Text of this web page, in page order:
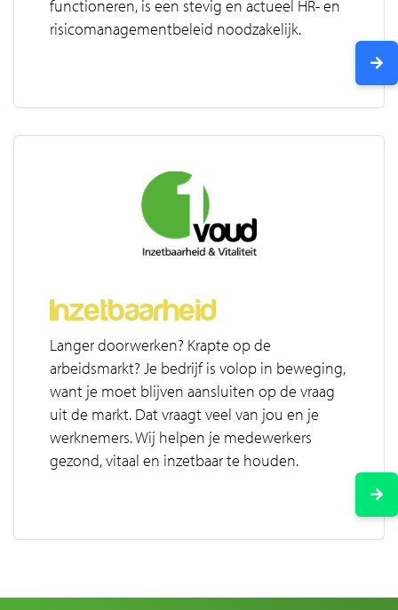
functioneren, is een stevig en actueel HR- en
risicomanagementbeleid noodzakelijk.
Inzetbaarheid
Langer doorwerken? Krapte op de
arbeidsmarkt? Je bedrijf is volop in beweging,
want je moet blijven aansluiten op de vraag
uit de markt. Dat vraagt veel van jou en je
werknemers. Wij helpen je medewerkers
gezond, vitaal en inzetbaar te houden.